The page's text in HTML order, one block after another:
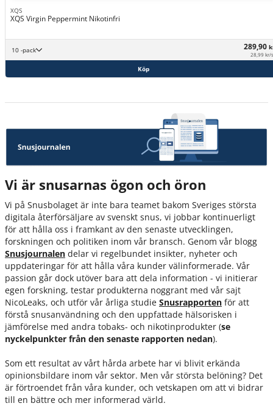
XQS
XQS Virgin Peppermint Nikotinfri
10 -pack 289,90
28,99 kr/
Köp
Vi är snusarnas ögon och öron
Vi på Snusbolaget är inte bara teamet bakom Sveriges största
digitala återförsäljare av svenskt snus, vi jobbar kontinuerligt
för att hålla oss i framkant av den senaste utvecklingen,
forskningen och politiken inom vår bransch. Genom vår blogg
Snusjournalen delar vi regelbundet insikter, nyheter och
uppdateringar för att hålla våra kunder välinformerade. Vår
passion går dock utöver bara att dela information - vi initierar
egen forskning, testar produkterna noggrant med vår sajt
NicoLeaks, och utför vår årliga studie Snusrapporten för att
förstå snusanvändning och den uppfattade hälsorisken i
jämförelse med andra tobaks- och nikotinprodukter (se
nyckelpunkter från den senaste rapporten nedan).
Som ett resultat av vårt hårda arbete har vi blivit erkända
opinionsbildare inom vår sektor. Men vår största belöning? Det
är förtroendet från våra kunder, och vetskapen om att vi bidrar
till en bättre och mer informerad värld.